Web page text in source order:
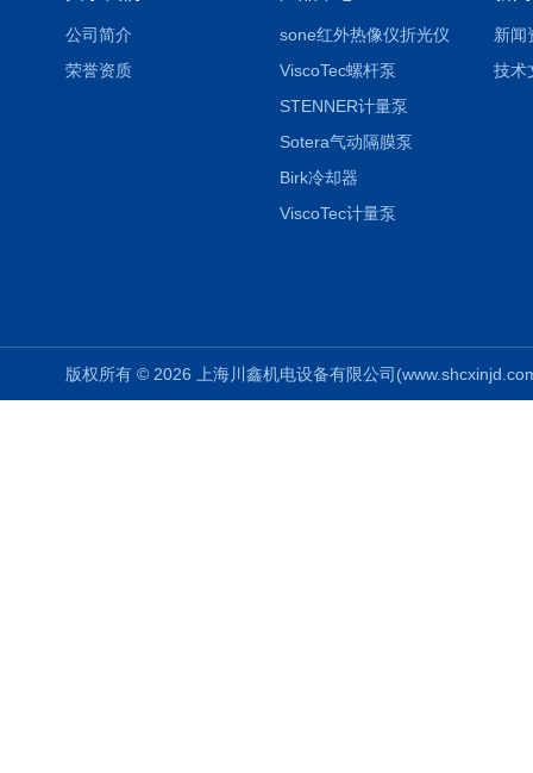
公司简介
荣誉资质
sone红外热像仪折光仪
ViscoTec螺杆泵
STENNER计量泵
Sotera气动隔膜泵
Birk冷却器
ViscoTec计量泵
新闻
技术
版权所有 © 2026 上海川鑫机电设备有限公司